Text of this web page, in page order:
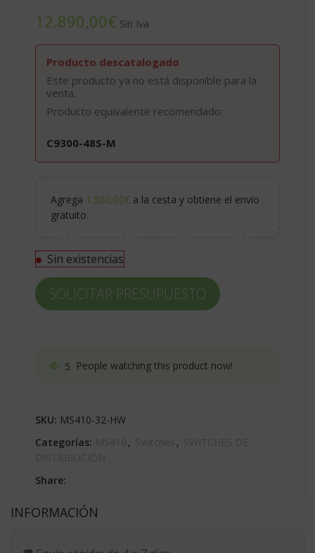
€
Producto descatalogado
Este producto ya no está disponible para la
venta.
Producto equivalente recomendado:
C9300-48S-M
Agrega 1.500,00€ a la cesta y obtiene el envío
gratuito.
Sin existencias
SOLICITAR PRESUPUESTO
5 People watching this product now!
SKU: MS410-32-HW
Categorías:
, ,
Share:
INFORMACIÓN